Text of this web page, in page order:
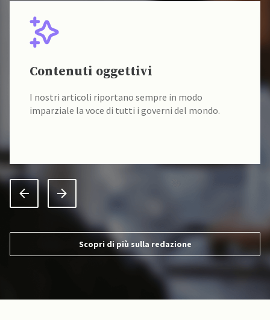
Contenuti oggettivi
I nostri articoli riportano sempre in modo
imparziale la voce di tutti i governi del mondo.
Scopri di più sulla redazione